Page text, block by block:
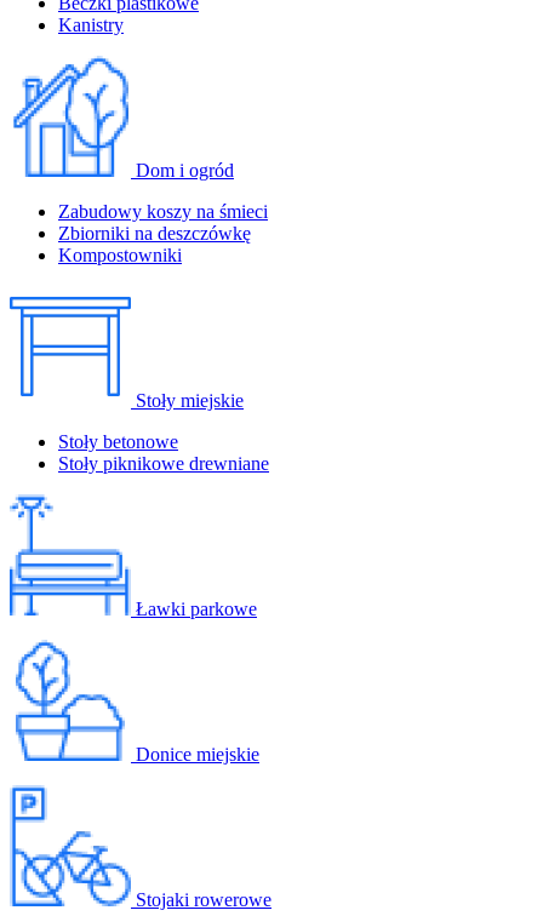
Kanistry
Dom i ogród
Zabudowy koszy na śmieci
Zbiorniki na deszczówkę
Kompostowniki
Stoły miejskie
Stoły betonowe
Stoły piknikowe drewniane
Ławki parkowe
Donice miejskie
Stojaki rowerowe